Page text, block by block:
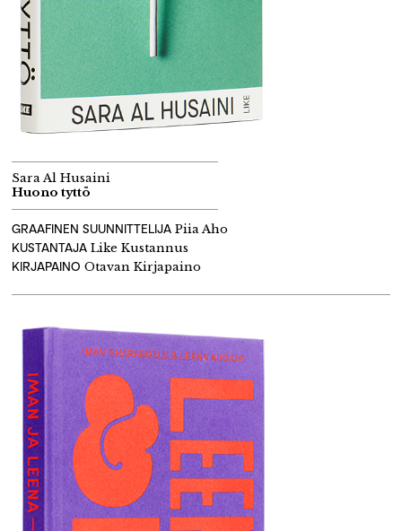
Sara Al Husaini
Huono tyttö
GRAAFINEN SUUNNITTELIJA Piia Aho
KUSTANTAJA Like Kustannus
KIRJAPAINO Otavan Kirjapaino